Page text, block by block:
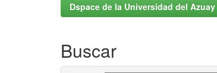
Dspace de la Universidad del Azuay
Buscar